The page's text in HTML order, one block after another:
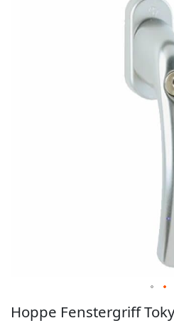
Anfang
Hoppe Fenstergriff